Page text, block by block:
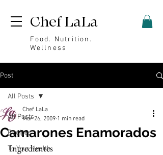
Chef LaLa
Food. Nutrition.
Wellness
Post
All Posts
Recipes
To Your Health
All Posts
Camarones Enamorados
Chef LaLa
Mar 26, 2009 1 min read
Ingredientes